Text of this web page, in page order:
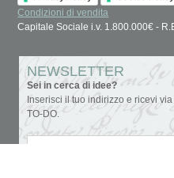
Condizioni di vendita
Capitale Sociale i.v. 1.800.000€ -
NEWSLETTER
Sei in cerca di idee?
Inserisci il tuo indirizzo e ricevi
TO-DO.